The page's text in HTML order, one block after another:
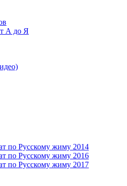
А до Я
по Русскому жиму 2014
по Русскому жиму 2016
по Русскому жиму 2017